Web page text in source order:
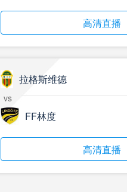
标签
比赛录像 成都蓉城
标签
2025年5月21日
标签
比赛录像
05月22日 水晶宫vs狼队 全场录像
高清直播
拉格斯维德
vs
FF林度
高清直播